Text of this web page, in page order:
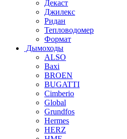
Декаст
Джилекс
Ридан
Тепловодомер
Формат
Дымоходы
ALSO
Baxi
BROEN
BUGATTI
Cimberio
Global
Grundfos
Hermes
HERZ